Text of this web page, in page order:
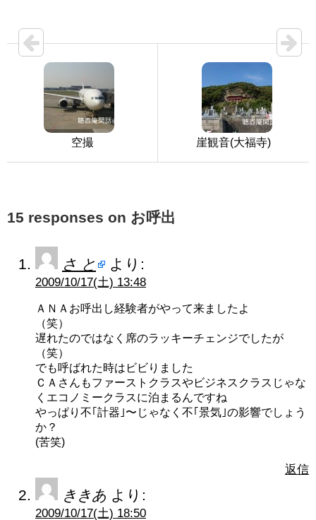
空撮 崖観音(大福寺)
15 responses on お呼出
さ と より:
2009/10/17(土) 13:48
ＡＮＡお呼出し経験者がやって来ましたよ
（笑）
遅れたのではなく席のラッキーチェンジでしたが
（笑）
でも呼ばれた時はビビりました
ＣＡさんもファーストクラスやビジネスクラスじゃな
くエコノミークラスに泊まるんですね
やっぱり不｢計器｣〜じゃなく不｢景気｣の影響でしょう
か？
(苦笑)
返信
ききあ より:
2009/10/17(土) 18:50